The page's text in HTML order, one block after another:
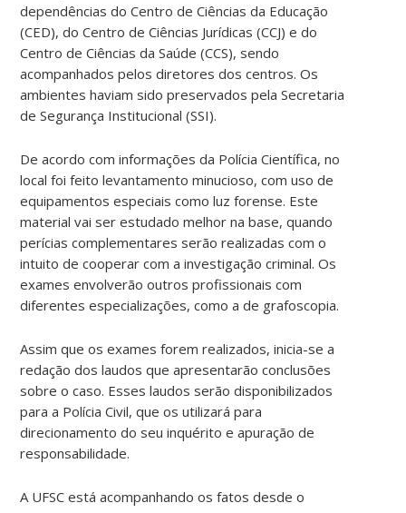
dependências do Centro de Ciências da Educação
(CED), do Centro de Ciências Jurídicas (CCJ) e do
Centro de Ciências da Saúde (CCS), sendo
acompanhados pelos diretores dos centros. Os
ambientes haviam sido preservados pela Secretaria
de Segurança Institucional (SSI).
De acordo com informações da Polícia Científica, no
local foi feito levantamento minucioso, com uso de
equipamentos especiais como luz forense. Este
material vai ser estudado melhor na base, quando
perícias complementares serão realizadas com o
intuito de cooperar com a investigação criminal. Os
exames envolverão outros profissionais com
diferentes especializações, como a de grafoscopia.
Assim que os exames forem realizados, inicia-se a
redação dos laudos que apresentarão conclusões
sobre o caso. Esses laudos serão disponibilizados
para a Polícia Civil, que os utilizará para
direcionamento do seu inquérito e apuração de
responsabilidade.
A UFSC está acompanhando os fatos desde o